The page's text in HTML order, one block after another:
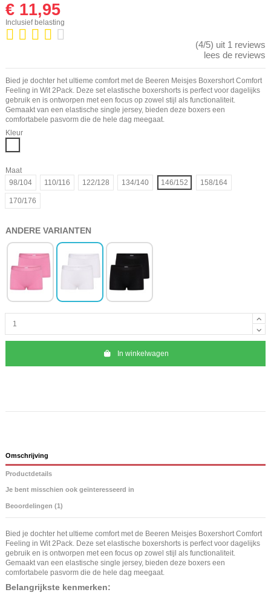
€ 11,95
Inclusief belasting
(4/5) uit 1 reviews
lees de reviews
Bied je dochter het ultieme comfort met de Beeren Meisjes Boxershort Comfort
Feeling in Wit 2Pack. Deze set elastische boxershorts is perfect voor dagelijks
gebruik en is ontworpen met een focus op zowel stijl als functionaliteit.
Gemaakt van een elastische single jersey, bieden deze boxers een
comfortabele pasvorm die de hele dag meegaat.
Kleur
Maat
98/104
110/116 122/128 134/140 146/152 158/164
170/176
ANDERE VARIANTEN
In winkelwagen
Omschrijving
Productdetails
Je bent misschien ook geïnteresseerd in
Beoordelingen (1)
Bied je dochter het ultieme comfort met de Beeren Meisjes Boxershort Comfort
Feeling in Wit 2Pack. Deze set elastische boxershorts is perfect voor dagelijks
gebruik en is ontworpen met een focus op zowel stijl als functionaliteit.
Gemaakt van een elastische single jersey, bieden deze boxers een
comfortabele pasvorm die de hele dag meegaat.
Belangrijkste kenmerken: